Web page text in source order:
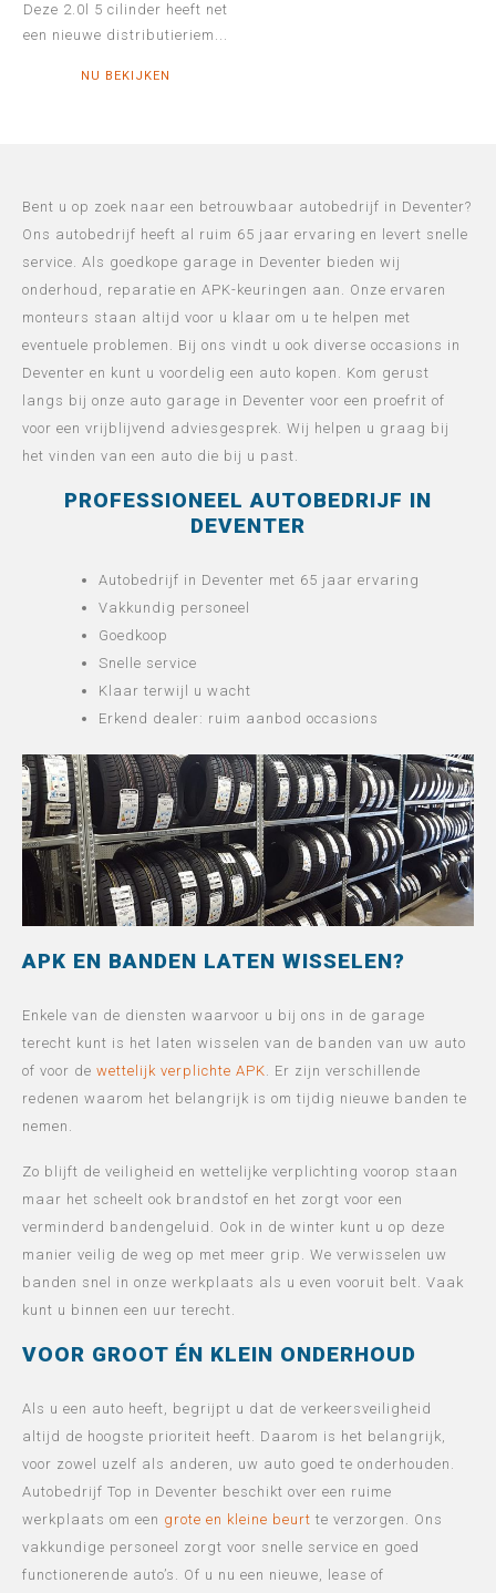
Deze 2.0l 5 cilinder heeft net
een nieuwe distributieriem...
NU BEKIJKEN
Bent u op zoek naar een betrouwbaar autobedrijf in Deventer?
Ons autobedrijf heeft al ruim 65 jaar ervaring en levert snelle
service. Als goedkope garage in Deventer bieden wij
onderhoud, reparatie en APK-keuringen aan. Onze ervaren
monteurs staan altijd voor u klaar om u te helpen met
eventuele problemen. Bij ons vindt u ook diverse occasions in
Deventer en kunt u voordelig een auto kopen. Kom gerust
langs bij onze auto garage in Deventer voor een proefrit of
voor een vrijblijvend adviesgesprek. Wij helpen u graag bij
het vinden van een auto die bij u past.
PROFESSIONEEL AUTOBEDRIJF IN
DEVENTER
Autobedrijf in Deventer met 65 jaar ervaring
Vakkundig personeel
Goedkoop
Snelle service
Klaar terwijl u wacht
Erkend dealer: ruim aanbod occasions
APK EN BANDEN LATEN WISSELEN?
Enkele van de diensten waarvoor u bij ons in de garage
terecht kunt is het laten wisselen van de banden van uw auto
of voor de wettelijk verplichte APK. Er zijn verschillende
redenen waarom het belangrijk is om tijdig nieuwe banden te
nemen.
Zo blijft de veiligheid en wettelijke verplichting voorop staan
maar het scheelt ook brandstof en het zorgt voor een
verminderd bandengeluid. Ook in de winter kunt u op deze
manier veilig de weg op met meer grip. We verwisselen uw
banden snel in onze werkplaats als u even vooruit belt. Vaak
kunt u binnen een uur terecht.
VOOR GROOT ÉN KLEIN ONDERHOUD
Als u een auto heeft, begrijpt u dat de verkeersveiligheid
altijd de hoogste prioriteit heeft. Daarom is het belangrijk,
voor zowel uzelf als anderen, uw auto goed te onderhouden.
Autobedrijf Top in Deventer beschikt over een ruime
werkplaats om een grote en kleine beurt te verzorgen. Ons
vakkundige personeel zorgt voor snelle service en goed
functionerende auto’s. Of u nu een nieuwe, lease of